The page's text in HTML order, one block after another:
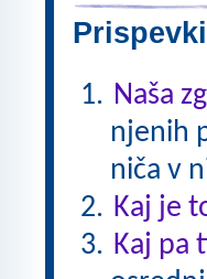
Naša
njenih
niča v
Kaj je
Kaj pa